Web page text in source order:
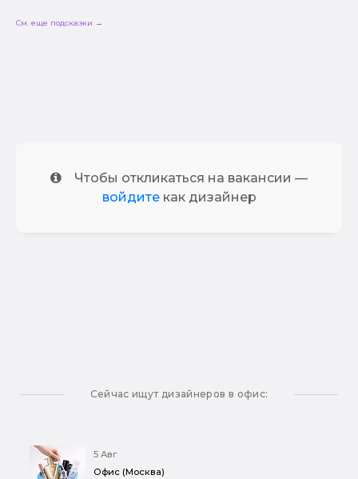
См. еще подсказки →
Чтобы откликаться на вакансии —
войдитекак дизайнер
Сейчас ищут дизайнеров в офис:
5 Авг
Офис (Москва)